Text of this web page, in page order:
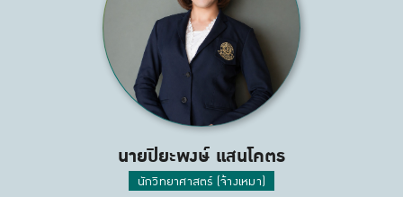
นายปิยะพงษ์ แสนโคตร
นักวิทยาศาสตร์ (จ้างเหมา)